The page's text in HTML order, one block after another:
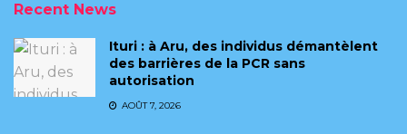
Recent News
Ituri : à Aru, des individus démantèlent
des barrières de la PCR sans
autorisation
AOÛT 7, 2026